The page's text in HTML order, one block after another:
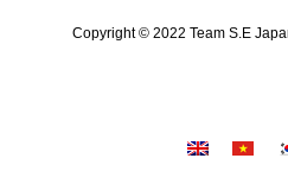
Copyright © 2022 Team S.E